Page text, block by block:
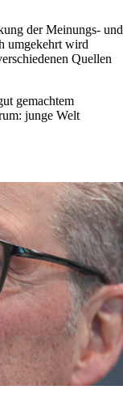
der Meinungs- und
umgekehrt wird
Quellen
gemachtem
junge Welt